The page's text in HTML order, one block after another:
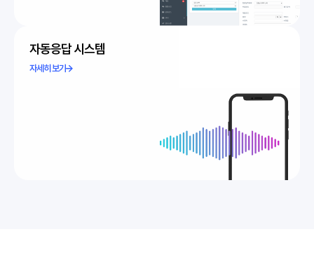
자동응답 시스템
자세히 보기